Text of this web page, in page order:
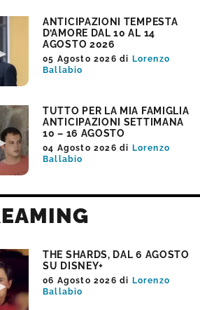
ANTICIPAZIONI TEMPESTA
D’AMORE DAL 10 AL 14
AGOSTO 2026
05 Agosto 2026 di Lorenzo
Ballabio
TUTTO PER LA MIA FAMIGLIA
ANTICIPAZIONI SETTIMANA
10 – 16 AGOSTO
04 Agosto 2026 di Lorenzo
Ballabio
THE SHARDS, DAL 6 AGOSTO
SU DISNEY+
06 Agosto 2026 di Lorenzo
Ballabio